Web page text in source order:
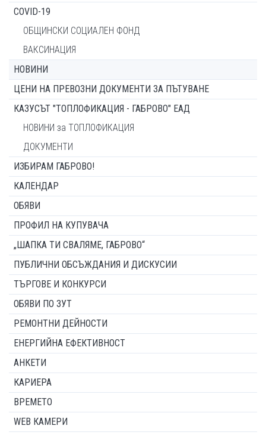
COVID-19
ОБЩИНСКИ СОЦИАЛЕН ФОНД
ВАКСИНАЦИЯ
НОВИНИ
ЦЕНИ НА ПРЕВОЗНИ ДОКУМЕНТИ ЗА ПЪТУВАНЕ
КАЗУСЪТ "ТОПЛОФИКАЦИЯ - ГАБРОВО" ЕАД
НОВИНИ за ТОПЛОФИКАЦИЯ
ДОКУМЕНТИ
ИЗБИРАМ ГАБРОВО!
КАЛЕНДАР
ОБЯВИ
ПРОФИЛ НА КУПУВАЧА
„ШАПКА ТИ СВАЛЯМЕ, ГАБРОВО“
ПУБЛИЧНИ ОБСЪЖДАНИЯ И ДИСКУСИИ
ТЪРГОВЕ И КОНКУРСИ
ОБЯВИ ПО ЗУТ
РЕМОНТНИ ДЕЙНОСТИ
ЕНЕРГИЙНА ЕФЕКТИВНОСТ
АНКЕТИ
КАРИЕРА
ВРЕМЕТО
WEB КАМЕРИ